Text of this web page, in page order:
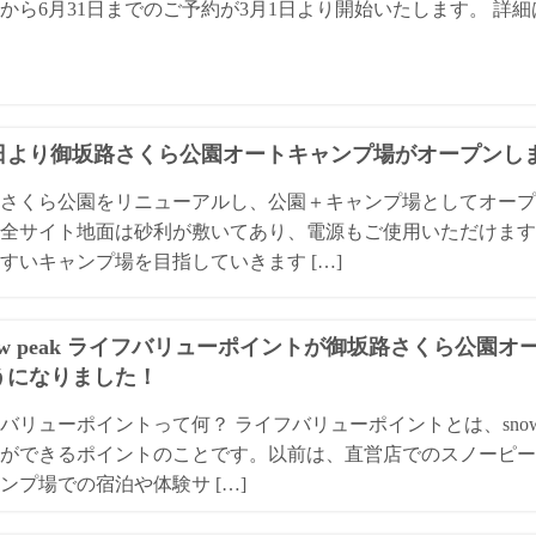
ら6月31日までのご予約が3月1日より開始いたします。 詳
より御坂路さくら公園オートキャンプ場がオープンし
くら公園をリニューアルし、公園＋キャンプ場としてオー
サイト地面は砂利が敷いてあり、電源もご使用いただけま
いキャンプ場を目指していきます […]
peak ライフバリューポイントが御坂路さくら公園オ
なりました！
リューポイントって何？ ライフバリューポイントとは、
できるポイントのことです。以前は、直営店でのスノーピ
プ場での宿泊や体験サ […]